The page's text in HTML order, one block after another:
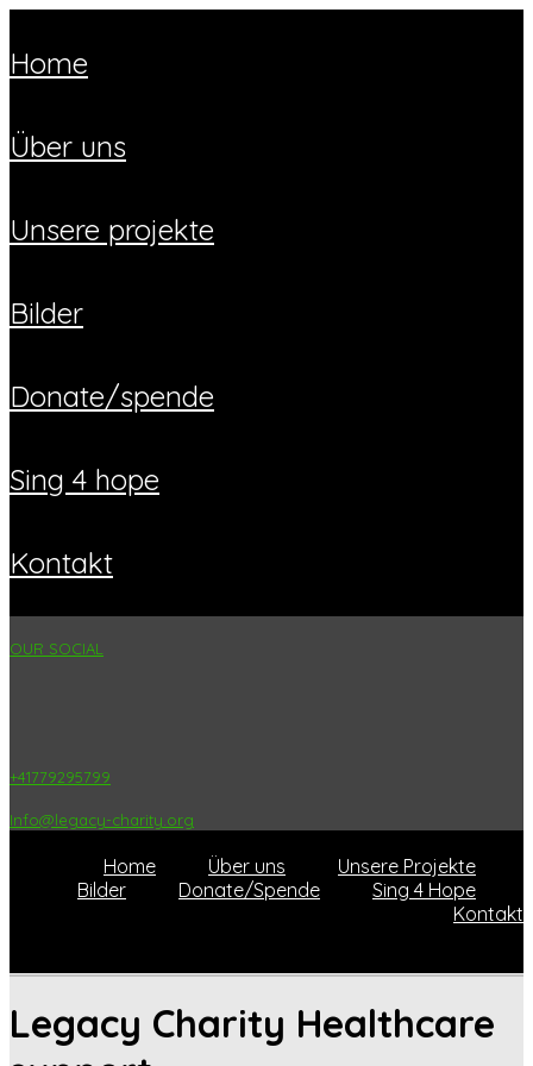
home
über uns
unsere projekte
bilder
donate/spende
sing 4 hope
kontakt
OUR SOCIAL
+41779295799
Info@legacy-charity.org
Home Über uns
Unsere Projekte
Bilder
Donate/Spende
Sing 4 Hope
Kontakt
Legacy Charity Healthcare